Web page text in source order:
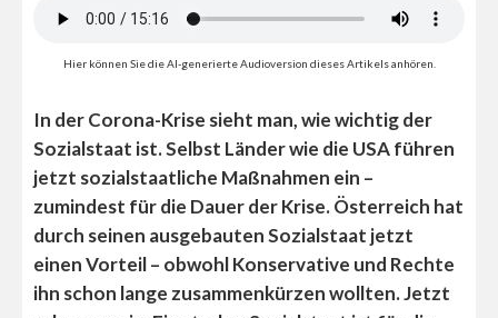
Hier können Sie die AI-generierte Audioversion dieses Artikels anhören.
In der Corona-Krise sieht man, wie wichtig der
Sozialstaat ist. Selbst Länder wie die USA führen
jetzt sozialstaatliche Maßnahmen ein –
zumindest für die Dauer der Krise. Österreich hat
durch seinen ausgebauten Sozialstaat jetzt
einen Vorteil – obwohl Konservative und Rechte
ihn schon lange zusammenkürzen wollten. Jetzt